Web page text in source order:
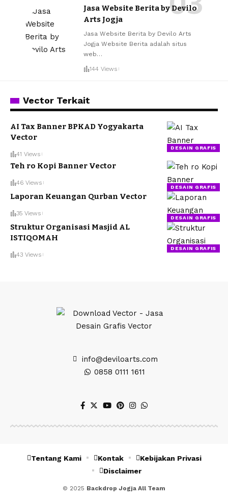
Jasa Website Berita by Devilo
Arts Jogja
Jasa Website Berita by Devilo Arts
Jogja Website Berita adalah situs
web…
144 Views
Vector Terkait
DESAIN GRAFIS
AI Tax Banner BPKAD Yogyakarta
Vector
41 Views
DESAIN GRAFIS
Teh ro Kopi Banner Vector
46 Views
DESAIN GRAFIS
Laporan Keuangan Qurban Vector
35 Views
DESAIN GRAFIS
Struktur Organisasi Masjid AL
ISTIQOMAH
43 Views
info@deviloarts.com
0858 0111 1611
© 2025 Backdrop Jogja All Team
Tentang Kami Kontak
Kebijakan Privasi
Disclaimer